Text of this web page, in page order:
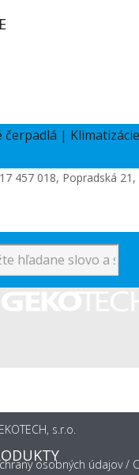
457 018, Popradská
s.r.o.
osobných údajov/